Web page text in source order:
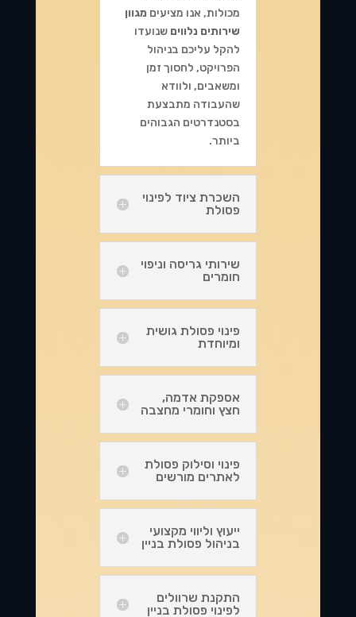
מכולות, אנו מציעים מגוון
שירותים נלווים שנועדו
להקל עליכם בניהול
הפרויקט, לחסוך זמן
ומשאבים, ולוודא
שהעבודה מתבצעת
בסטנדרטים הגבוהים
ביותר.
השכרת ציוד לפינוי
פסולת
שירותי גריסה וניפוי
חומרים
פינוי פסולת גושית
ומיוחדת
אספקת אדמה,
חצץ וחומרי מחצבה
פינוי וסילוק פסולת
לאתרים מורשים
ייעוץ וליווי מקצועי
בניהול פסולת בניין
התקנת שרוולים
לפינוי פסולת בניין